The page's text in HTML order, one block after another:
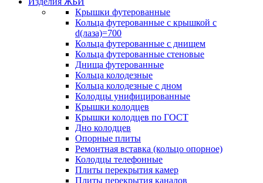
Крышки футерованные
Кольца футерованные с крышкой с
d(лаза)=700
Кольца футерованные с днищем
Кольца футерованные стеновые
Днища футерованные
Кольца колодезные
Кольца колодезные с дном
Колодцы унифицированные
Крышки колодцев
Крышки колодцев по ГОСТ
Дно колодцев
Опорные плиты
Ремонтная вставка (кольцо опорное)
Колодцы телефонные
Плиты перекрытия камер
Плиты перекрытия каналов